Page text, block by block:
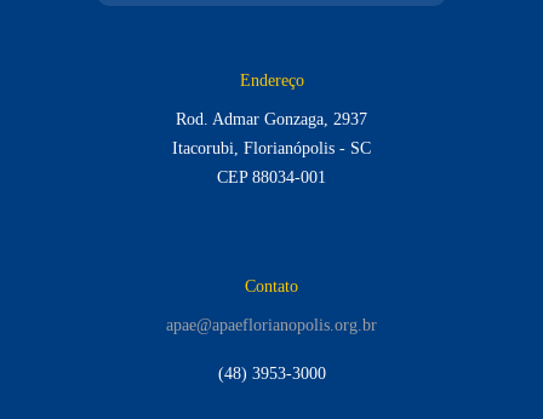
Endereço
Rod. Admar Gonzaga, 2937
Itacorubi, Florianópolis - SC
CEP 88034-001
Contato
apae@apaeflorianopolis.org.br
(48) 3953-3000